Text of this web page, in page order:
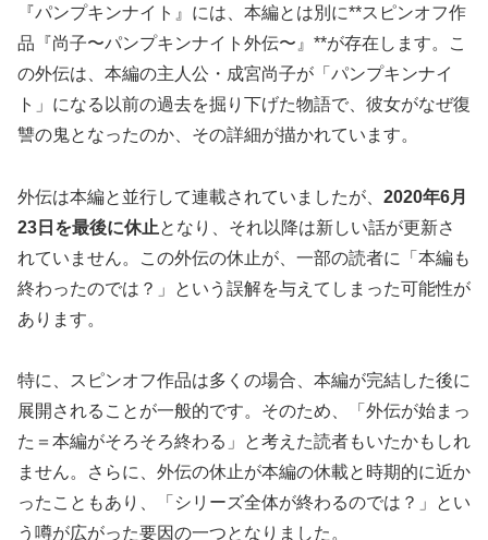
『パンプキンナイト』には、本編とは別に**スピンオフ作
品『尚子〜パンプキンナイト外伝〜』**が存在します。こ
の外伝は、本編の主人公・成宮尚子が「パンプキンナイ
ト」になる以前の過去を掘り下げた物語で、彼女がなぜ復
讐の鬼となったのか、その詳細が描かれています。
外伝は本編と並行して連載されていましたが、 2020年6月
23日を最後に休止となり、それ以降は新しい話が更新さ
れていません。この外伝の休止が、一部の読者に「本編も
終わったのでは？」という誤解を与えてしまった可能性が
あります。
特に、スピンオフ作品は多くの場合、本編が完結した後に
展開されることが一般的です。そのため、「外伝が始まっ
た＝本編がそろそろ終わる」と考えた読者もいたかもしれ
ません。さらに、外伝の休止が本編の休載と時期的に近か
ったこともあり、「シリーズ全体が終わるのでは？」とい
う噂が広がった要因の一つとなりました。